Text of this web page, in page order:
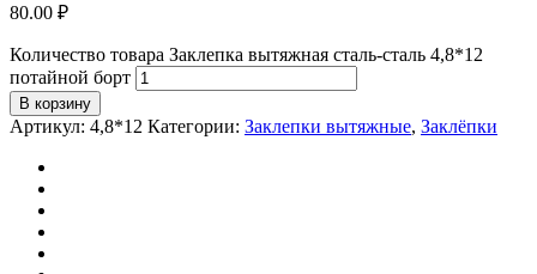
80.00 ₽
Количество товара Заклепка вытяжная сталь-сталь 4,8*12
потайной борт
В корзину
Артикул: 4,8*12 Категории: Заклепки вытяжные, Заклёпки